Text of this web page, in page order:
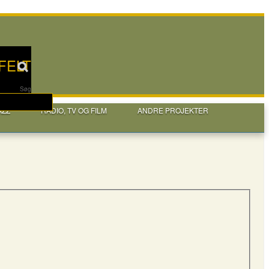
Søg
RADIO, TV OG FILM
ANDRE PROJEKTER